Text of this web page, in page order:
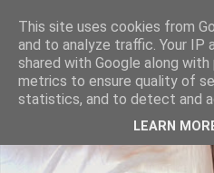
This site uses cookies from
and to analyze traffic. Your IP
shared with Google along
metrics to ensure quality of
statistics, and to detect and
LEARN